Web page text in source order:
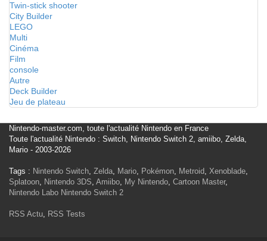
Twin-stick shooter
City Builder
LEGO
Multi
Cinéma
Film
console
Autre
Deck Builder
Jeu de plateau
Nintendo-master.com, toute l'actualité Nintendo en France
Toute l'actualité Nintendo : Switch, Nintendo Switch 2, amiibo, Zelda,
Mario - 2003-2026
Tags : Nintendo Switch, Zelda, Mario, Pokémon, Metroid, Xenoblade,
Splatoon, Nintendo 3DS, Amiibo, My Nintendo, Cartoon Master,
Nintendo Labo Nintendo Switch 2
RSS Actu, RSS Tests